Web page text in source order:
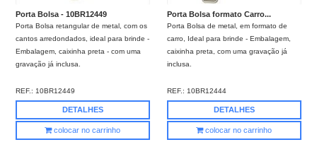
Porta Bolsa - 10BR12449
Porta Bolsa retangular de metal, com os
cantos arredondados, ideal para brinde -
Embalagem, caixinha preta - com uma
gravação já inclusa.
REF.: 10BR12449
DETALHES
colocar no carrinho
Porta Bolsa formato Carro...
Porta Bolsa de metal, em formato de
carro, Ideal para brinde - Embalagem,
caixinha preta, com uma gravação já
inclusa.
REF.: 10BR12444
DETALHES
colocar no carrinho